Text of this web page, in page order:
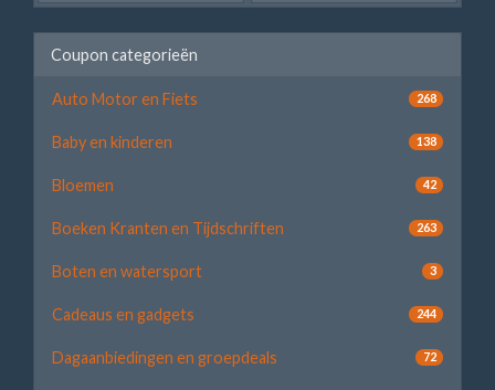
Coupon categorieën
Auto Motor en Fiets 268
Baby en kinderen 138
Bloemen 42
Boeken Kranten en Tijdschriften 263
Boten en watersport 3
Cadeaus en gadgets 244
Dagaanbiedingen en groepdeals 72